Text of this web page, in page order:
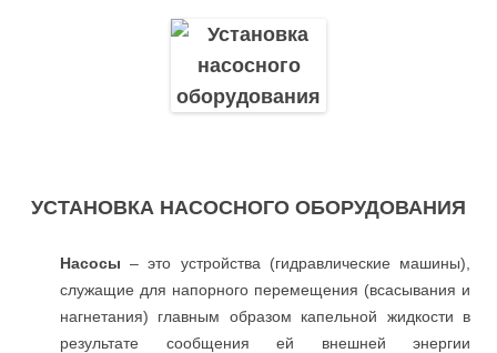
УСТАНОВКА НАСОСНОГО ОБОРУДОВАНИЯ
Насосы – это устройства (гидравлические машины),
служащие для напорного перемещения (всасывания и
нагнетания) главным образом капельной жидкости в
результате сообщения ей внешней энергии